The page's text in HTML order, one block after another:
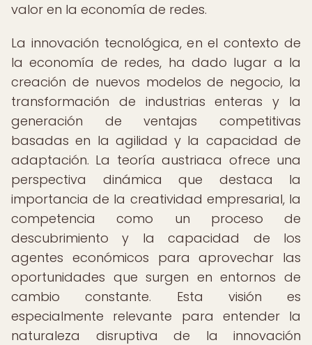
valor en la economía de redes.
La innovación tecnológica, en el contexto de
la economía de redes, ha dado lugar a la
creación de nuevos modelos de negocio, la
transformación de industrias enteras y la
generación de ventajas competitivas
basadas en la agilidad y la capacidad de
adaptación. La teoría austriaca ofrece una
perspectiva dinámica que destaca la
importancia de la creatividad empresarial, la
competencia como un proceso de
descubrimiento y la capacidad de los
agentes económicos para aprovechar las
oportunidades que surgen en entornos de
cambio constante. Esta visión es
especialmente relevante para entender la
naturaleza disruptiva de la innovación